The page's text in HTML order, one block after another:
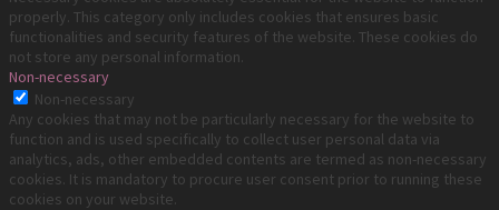
properly. This category only includes cookies that ensures basic
functionalities and security features of the website. These cookies do
not store any personal information.
Non-necessary
Non-necessary
Any cookies that may not be particularly necessary for the website to
function and is used specifically to collect user personal data via
analytics, ads, other embedded contents are termed as non-necessary
cookies. It is mandatory to procure user consent prior to running these
cookies on your website.